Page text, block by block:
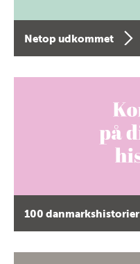
Netop udkommet
100 danmarkshistorier